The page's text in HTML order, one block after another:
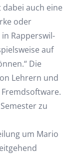
auch eine
oder
Rapperswil-
auf
Die
Lehrern und
zu
um Mario